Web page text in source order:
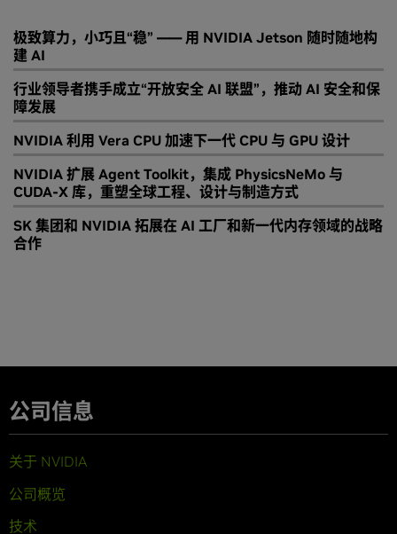
极致算力，小巧且“稳” —— 用 NVIDIA Jetson 随时随地构
建 AI
行业领导者携手成立“开放安全 AI 联盟”，推动 AI 安全和保
障发展
NVIDIA 利用 Vera CPU 加速下一代 CPU 与 GPU 设计
NVIDIA 扩展 Agent Toolkit，集成 PhysicsNeMo 与
CUDA-X 库，重塑全球工程、设计与制造方式
SK 集团和 NVIDIA 拓展在 AI 工厂和新一代内存领域的战略
合作
公司信息
关于 NVIDIA
公司概览
技术